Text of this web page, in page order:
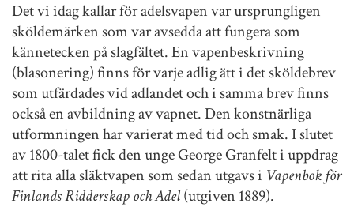
Det vi idag kallar för adelsvapen var ursprungligen
sköldemärken som var avsedda att fungera som
kännetecken på slagfältet. En vapenbeskrivning
(blasonering) finns för varje adlig ätt i det sköldebrev
som utfärdades vid adlandet och i samma brev finns
också en avbildning av vapnet. Den konstnärliga
utformningen har varierat med tid och smak. I slutet
av 1800-talet fick den unge George Granfelt i uppdrag
att rita alla släktvapen som sedan utgavs i Vapenbok för
Finlands Ridderskap och Adel(utgiven 1889).